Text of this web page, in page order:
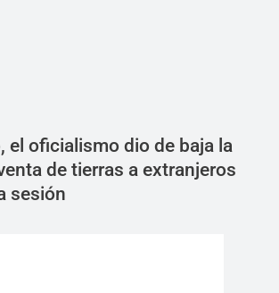
el oficialismo dio de baja la
de tierras a extranjeros
sesión